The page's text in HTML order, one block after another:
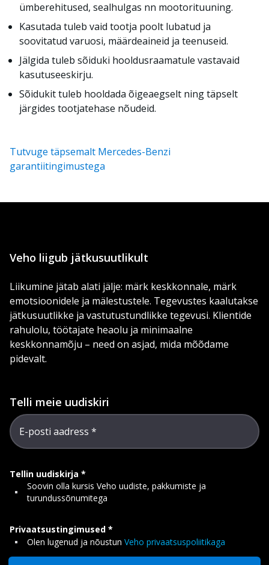
ümberehitused, sealhulgas nn mootorituuning.
Kasutada tuleb vaid tootja poolt lubatud ja
soovitatud varuosi, määrdeaineid ja teenuseid.
Jälgida tuleb sõiduki hooldusraamatule vastavaid
kasutuseeskirju.
Sõidukit tuleb hooldada õigeaegselt ning täpselt
järgides tootjatehase nõudeid.
Tutvuge täpsemalt Mercedes-Benzi
garantiitingimustega
Veho liigub jätkusuutlikult
Liikumine jätab alati jälje: märk keskkonnale, märk
emotsioonidele ja mälestustele. Tegevustes kaalutakse
jätkusuutlikke ja vastutustundlikke tegevusi. Klientide
rahulolu, töötajate heaolu ja minimaalne
keskkonnamõju – need on asjad, mida mõõdame
pidevalt.
Telli meie uudiskiri
E-posti aadress
Tellin uudiskirja
Soovin olla kursis Veho uudiste, pakkumiste ja
turundussõnumitega
Privaatsustingimused
Olen lugenud ja nõustun Veho privaatsuspoliitikaga